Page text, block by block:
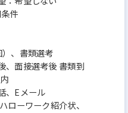
件
、書類選考
、面接選考後 書類到
、Eメール
ローワーク紹介状、